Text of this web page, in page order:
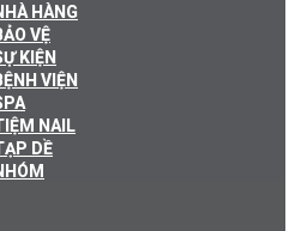
HÀNG
VỆ
KIỆN
VIỆN
NAIL
DỀ